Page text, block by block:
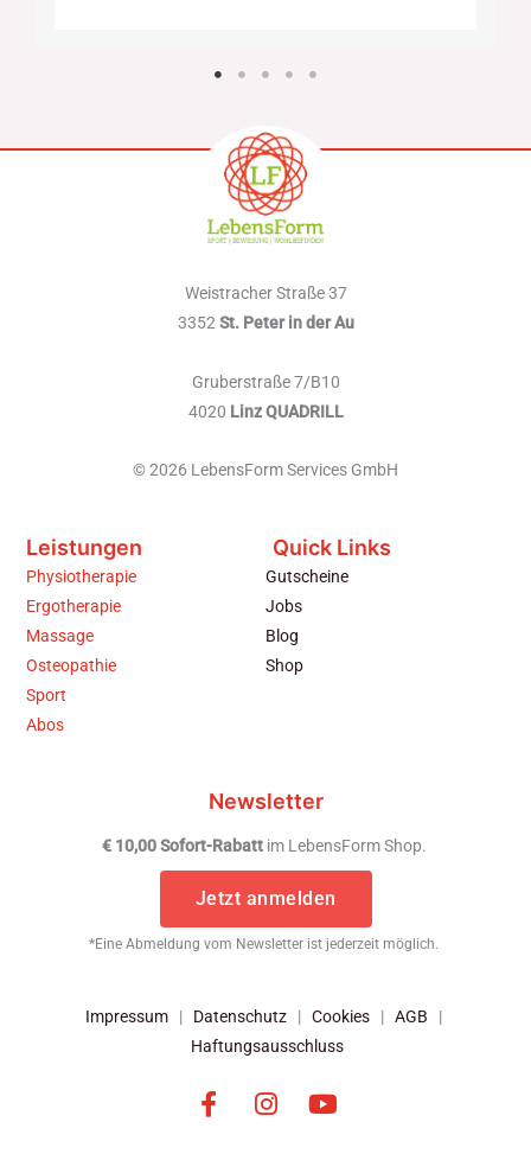
Weistracher Straße 37
3352St. Peter in der Au
Gruberstraße 7/B10
4020 Linz QUADRILL
© 2026 LebensForm Services GmbH
Leistungen
Physiotherapie
Ergotherapie
Massage
Osteopathie
Sport
Abos
Quick Links
Gutscheine
Jobs
Blog
Shop
Newsletter
€ 10,00 Sofort-Rabatt im LebensForm Shop.
Jetzt anmelden
*Eine Abmeldung vom Newsletter ist jederzeit möglich.
Impressum | Datenschutz | Cookies | AGB |
Haftungsausschluss
F
I
Y